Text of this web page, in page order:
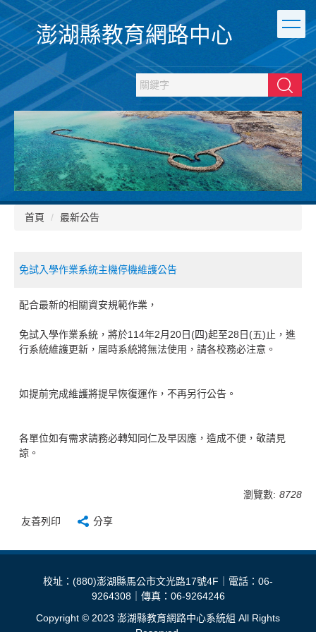
跳
到
主
要
內
容
區
澎湖縣教育網路中心
搜尋
首頁 最新公告
免試入學作業系統主機停機維護公告
配合最新的相關資安規範作業，
免試入學作業系統，將於114年2月20日(四)起至28日(五)止，進
行系統維護更新，屆時系統將無法使用，請各校務必注意。
如提前完成維護將提早恢復運作，不再另行公告。
各單位如有需求請務必轉知同仁及早因應，造成不便，敬請見
諒。
瀏覽數: 8728
友善列印 分享
校址：(880)澎湖縣馬公市文光路17號4F｜電話：06-
9264308｜傳真：06-9264246
Copyright © 2023 澎湖縣教育網路中心系統組 All Rights